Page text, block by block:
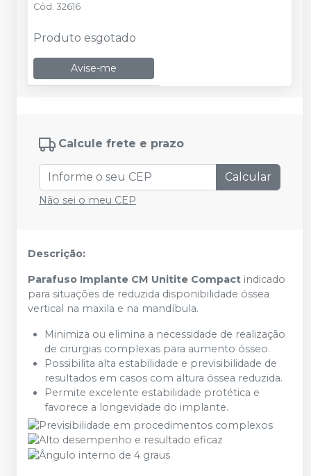
Cód. 32616
Produto esgotado
Avise-me
Calcule frete e prazo
Calcular
Não sei o meu CEP
Descrição:
Parafuso Implante CM Unitite Compact indicado
para situações de reduzida disponibilidade óssea
vertical na maxila e na mandíbula.
Minimiza ou elimina a necessidade de realização
de cirurgias complexas para aumento ósseo.
Possibilita alta estabilidade e previsibilidade de
resultados em casos com altura óssea reduzida.
Permite excelente estabilidade protética e
favorece a longevidade do implante.